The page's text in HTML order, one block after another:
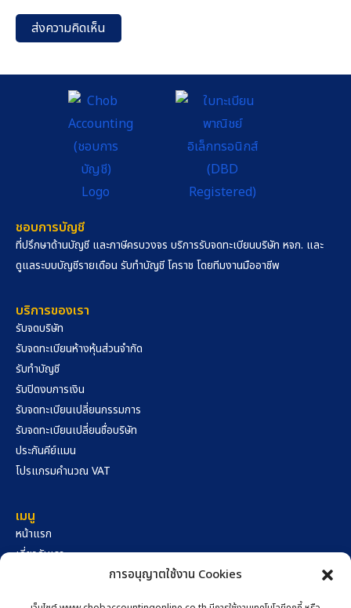
การอนุญาตใช้งาน Cookies
ส่งความคิดเห็น
ชอบการบัญชี
ที่ปรึกษาด้านบัญชี และภาษีครบวงจร บริการรับจดทะเบียนบริษัท หจก. และ
ดูแลระบบบัญชีรายเดือน รับทำบัญชี โคราช โดยทีมงานมืออาชีพ
บริการของเรา
รับจดบริษัท
รับจดทะเบียนห้างหุ้นส่วนจำกัด
รับทำบัญชี
รับปิดงบการเงิน
รับจดทะเบียนเปลี่ยนกรรมการ
รับจดทะเบียนเปลี่ยนชื่อบริษัท
ประกันคีย์แมน
โปรแกรมคำนวณ VAT
เมนู
หน้าแรก
เกี่ยวกับเรา